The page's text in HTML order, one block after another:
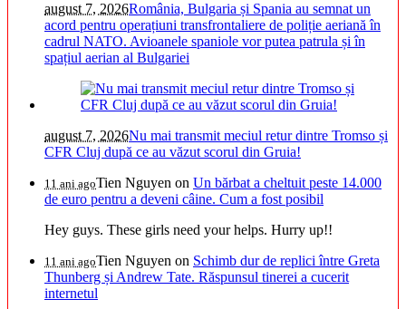
august 7, 2026România, Bulgaria și Spania au semnat un
acord pentru operațiuni transfrontaliere de poliție aeriană în
cadrul NATO. Avioanele spaniole vor putea patrula și în
spațiul aerian al Bulgariei
august 7, 2026Nu mai transmit meciul retur dintre Tromso și
CFR Cluj după ce au văzut scorul din Gruia!
11 ani agoTien Nguyen on Un bărbat a cheltuit peste 14.000
de euro pentru a deveni câine. Cum a fost posibil
Hey guys. These girls need your helps. Hurry up!!
11 ani agoTien Nguyen on Schimb dur de replici între Greta
Thunberg și Andrew Tate. Răspunsul tinerei a cucerit
internetul